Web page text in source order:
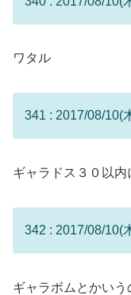
ワタル
341 : 2017/08/10(
ギャラドス３０以
342 : 2017/08/10(
ギャラボムとかいう